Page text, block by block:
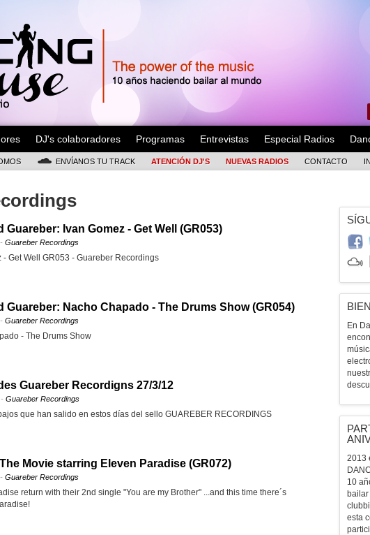
DJ's colaboradores Programas Entrevistas Especial Radios
ENVÍANOS TU TRACK ATENCIÓN DJ'S NUEVAS RADIOS CONTACTO
Guareber: Ivan Gomez - Get Well (GR053)
Guareber Recordings
- Get Well GR053 - Guareber Recordings
Guareber: Nacho Chapado - The Drums Show (GR054)
Guareber Recordings
- The Drums Show
Guareber Recordigns 27/3/12
Guareber Recordings
que han salido en estos días del sello GUAREBER RECORDINGS
Movie starring Eleven Paradise (GR072)
Guareber Recordings
return with their 2nd single "You are my Brother" ...and this time there´s
En
2013
10
esta